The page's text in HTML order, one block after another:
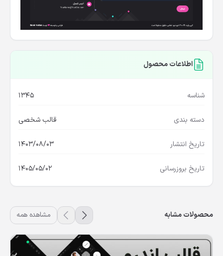
اطلاعات محصول
شناسه 1345
دسته بندی قالب شخصی
تاریخ انتشار 1403/08/03
تاریخ بروزرسانی 1405/05/02
محصولات مشابه مشاهده همه